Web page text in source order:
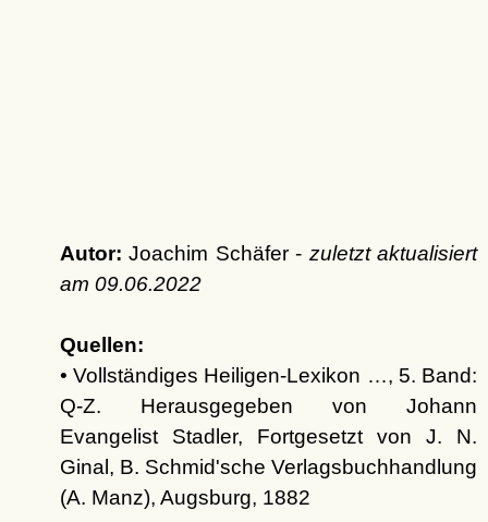
Autor: Joachim Schäfer - zuletzt aktualisiert
am 09.06.2022
Quellen:
• Vollständiges Heiligen-Lexikon …, 5. Band:
Q-Z. Herausgegeben von Johann
Evangelist Stadler, Fortgesetzt von J. N.
Ginal, B. Schmid'sche Verlagsbuchhandlung
(A. Manz), Augsburg, 1882